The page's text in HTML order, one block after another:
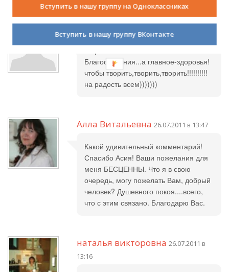
Благословения...а главное-здоровья!
чтобы творить,творить,творить!!!!!!!!!!
на радость всем)))))))
Алла Витальевна 26.07.2011 в 13:47
Какой удивительный комментарий!
Спасибо Асия! Ваши пожелания для
меня БЕСЦЕННЫ. Что я в свою
очередь, могу пожелать Вам, добрый
человек? Душевного покоя....всего,
что с этим связано. Благодарю Вас.
наталья викторовна 26.07.2011 в
13:16
Вступить в нашу группу на Одноклассниках
Вступить в нашу группу ВКонтакте